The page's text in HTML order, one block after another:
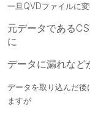
一旦QVDファイルに
元データである
に
データに漏れなど
データを取り込んだ後
ますが